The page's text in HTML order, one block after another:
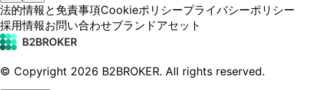
法的情報と免責事項Cookieポリシープライバシーポリシー
採用情報お問い合わせブランドアセット
© Copyright 2026 B2BROKER. All rights reserved.